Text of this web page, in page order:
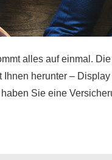
alles auf einmal.
Ihnen herunter –
Sie eine